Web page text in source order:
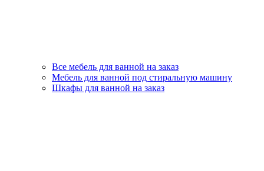
Все мебель для ванной на заказ
Мебель для ванной под стиральную машину
Шкафы для ванной на заказ